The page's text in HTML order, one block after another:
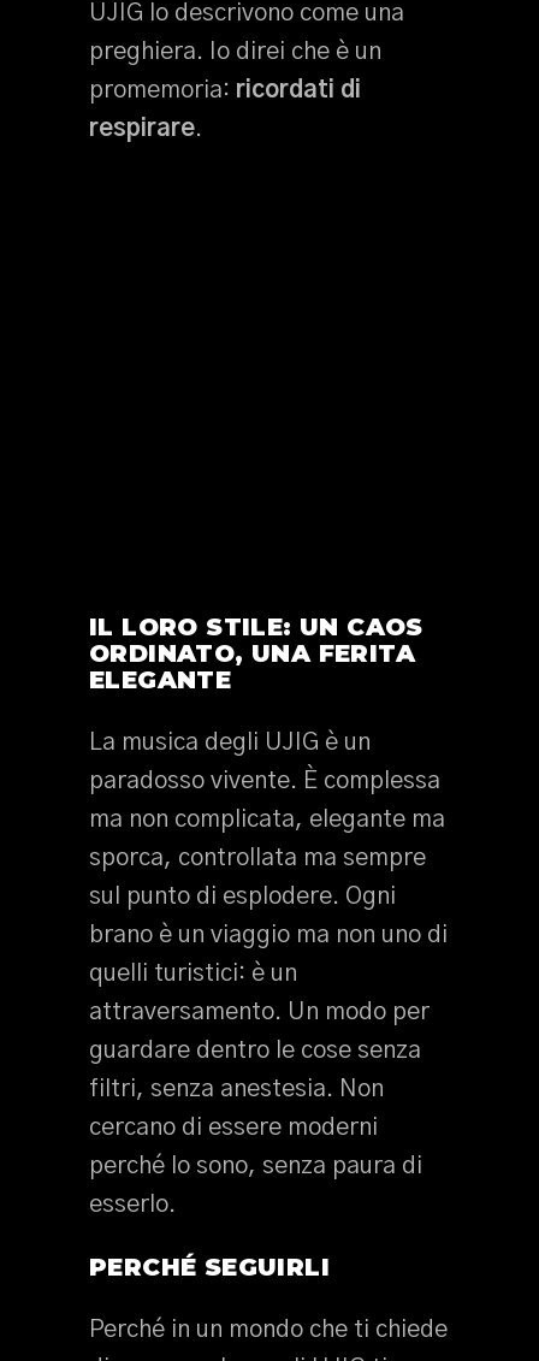
UJIG lo descrivono come una
preghiera. Io direi che è un
promemoria: ricordati di
respirare.
IL LORO STILE: UN CAOS
ORDINATO, UNA FERITA
ELEGANTE
La musica degli UJIG è un
paradosso vivente. È complessa
ma non complicata, elegante ma
sporca, controllata ma sempre
sul punto di esplodere. Ogni
brano è un viaggio ma non uno di
quelli turistici: è un
attraversamento. Un modo per
guardare dentro le cose senza
filtri, senza anestesia. Non
cercano di essere moderni
perché lo sono, senza paura di
esserlo.
PERCHÉ SEGUIRLI
Perché in un mondo che ti chiede